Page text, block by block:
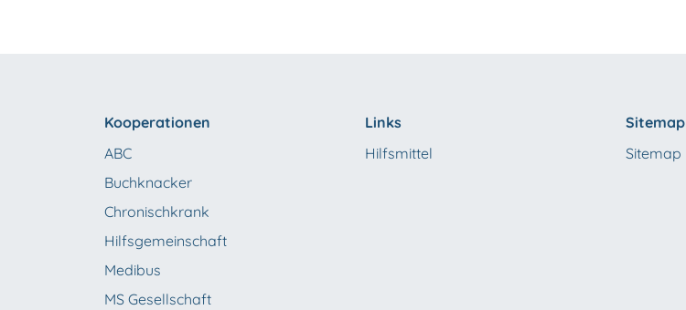
Kooperationen
ABC
Buchknacker
Chronischkrank
Hilfsgemeinschaft
Medibus
MS Gesellschaft
Links
Hilfsmittel
Sitemap
Sitemap